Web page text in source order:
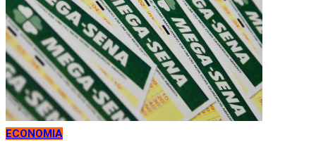
ECONOMIA